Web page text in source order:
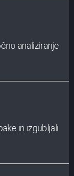
analiziranje
in izgubljali